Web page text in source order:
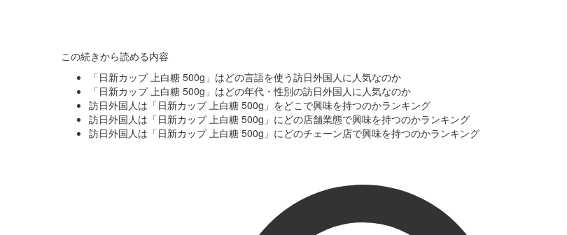
この続きから読める内容
「日新カップ 上白糖 500g」はどの言語を使う訪日外国人に人気なのか
「日新カップ 上白糖 500g」はどの年代・性別の訪日外国人に人気なのか
訪日外国人は「日新カップ 上白糖 500g」をどこで興味を持つのかランキング
訪日外国人は「日新カップ 上白糖 500g」にどの店舗業態で興味を持つのかランキング
訪日外国人は「日新カップ 上白糖 500g」にどのチェーン店で興味を持つのかランキング